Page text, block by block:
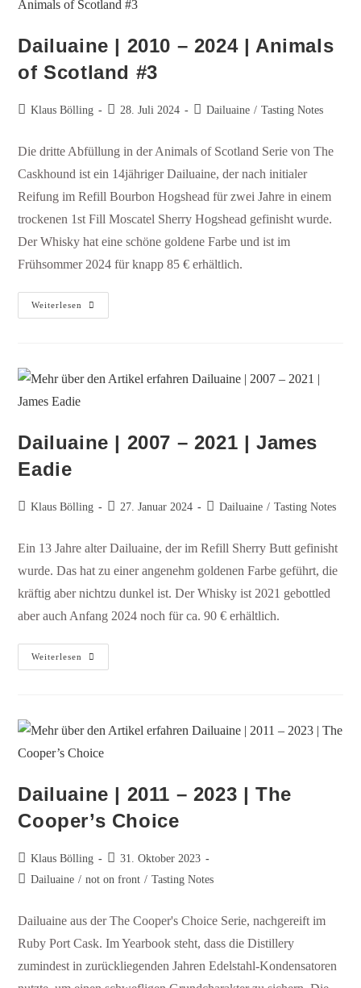
Dailuaine | 2010 – 2024 | Animals
of Scotland #3
Klaus Bölling 28. Juli 2024 Dailuaine / Tasting Notes
Die dritte Abfüllung in der Animals of Scotland Serie von The
Caskhound ist ein 14jähriger Dailuaine, der nach initialer
Reifung im Refill Bourbon Hogshead für zwei Jahre in einem
trockenen 1st Fill Moscatel Sherry Hogshead gefinisht wurde.
Der Whisky hat eine schöne goldene Farbe und ist im
Frühsommer 2024 für knapp 85 € erhältlich.
Weiterlesen
Dailuaine | 2007 – 2021 | James
Eadie
Klaus Bölling 27. Januar 2024 Dailuaine / Tasting Notes
Ein 13 Jahre alter Dailuaine, der im Refill Sherry Butt gefinisht
wurde. Das hat zu einer angenehm goldenen Farbe geführt, die
kräftig aber nichtzu dunkel ist. Der Whisky ist 2021 gebottled
aber auch Anfang 2024 noch für ca. 90 € erhältlich.
Weiterlesen
Dailuaine | ​2011 – 2023 | The
Cooper’s Choice
Klaus Bölling
31. Oktober 2023
Dailuaine / not on front / Tasting Notes
Dailuaine aus der The Cooper's Choice Serie, nachgereift im
Ruby Port Cask. Im Yearbook steht, dass die Distillery
zumindest in zurückliegenden Jahren Edelstahl-Kondensatoren